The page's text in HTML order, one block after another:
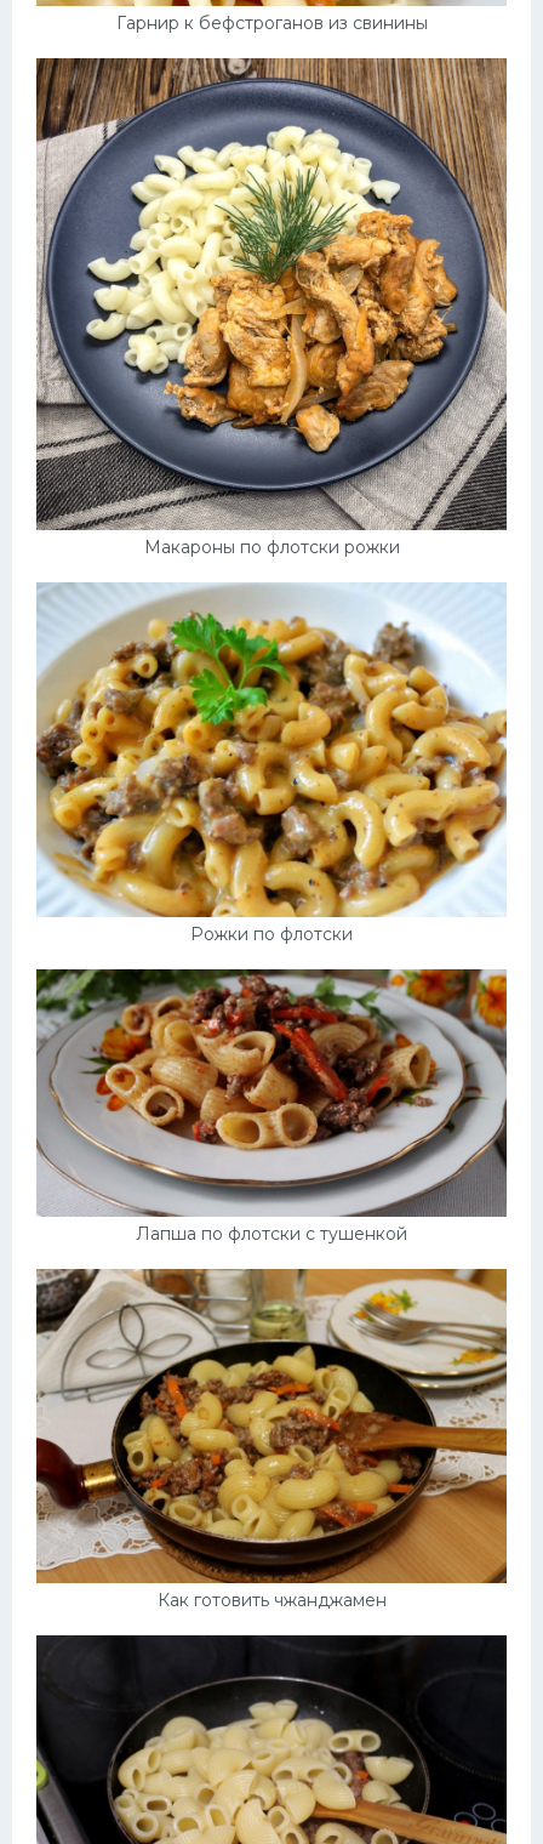
Гарнир к бефстроганов из свинины
Макароны по флотски рожки
Рожки по флотски
Лапша по флотски с тушенкой
Как готовить чжанджамен